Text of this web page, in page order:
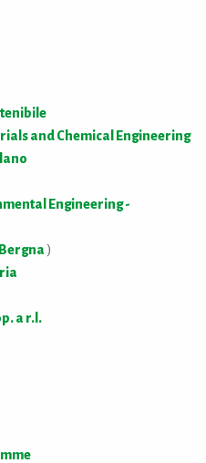
and Chemical Engineering
Engineering -
)
a r.l.